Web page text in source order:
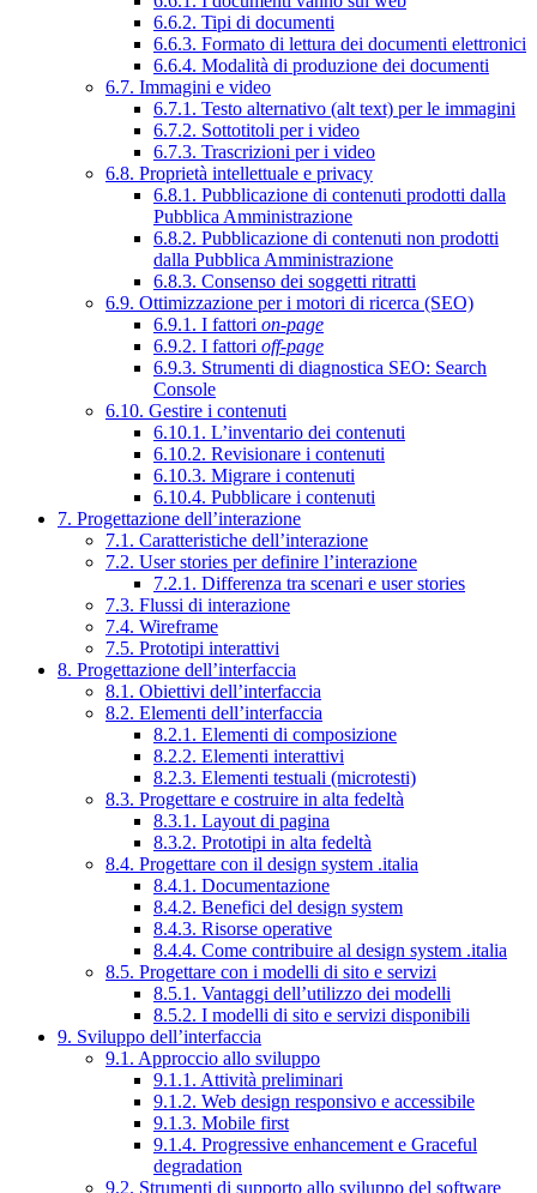
6.6.2. Tipi di documenti
6.6.3. Formato di lettura dei documenti elettronici
6.6.4. Modalità di produzione dei documenti
6.7. Immagini e video
6.7.1. Testo alternativo (alt text) per le immagini
6.7.2. Sottotitoli per i video
6.7.3. Trascrizioni per i video
6.8. Proprietà intellettuale e privacy
6.8.1. Pubblicazione di contenuti prodotti dalla
Pubblica Amministrazione
6.8.2. Pubblicazione di contenuti non prodotti
dalla Pubblica Amministrazione
6.8.3. Consenso dei soggetti ritratti
6.9. Ottimizzazione per i motori di ricerca (SEO)
6.9.1. I fattori on-page
6.9.2. I fattori off-page
6.9.3. Strumenti di diagnostica SEO: Search
Console
6.10. Gestire i contenuti
6.10.1. L’inventario dei contenuti
6.10.2. Revisionare i contenuti
6.10.3. Migrare i contenuti
6.10.4. Pubblicare i contenuti
7. Progettazione dell’interazione
7.1. Caratteristiche dell’interazione
7.2. User stories per definire l’interazione
7.2.1. Differenza tra scenari e user stories
7.3. Flussi di interazione
7.4. Wireframe
7.5. Prototipi interattivi
8. Progettazione dell’interfaccia
8.1. Obiettivi dell’interfaccia
8.2. Elementi dell’interfaccia
8.2.1. Elementi di composizione
8.2.2. Elementi interattivi
8.2.3. Elementi testuali (microtesti)
8.3. Progettare e costruire in alta fedeltà
8.3.1. Layout di pagina
8.3.2. Prototipi in alta fedeltà
8.4. Progettare con il design system .italia
8.4.1. Documentazione
8.4.2. Benefici del design system
8.4.3. Risorse operative
8.4.4. Come contribuire al design system .italia
8.5. Progettare con i modelli di sito e servizi
8.5.1. Vantaggi dell’utilizzo dei modelli
8.5.2. I modelli di sito e servizi disponibili
9. Sviluppo dell’interfaccia
9.1. Approccio allo sviluppo
9.1.1. Attività preliminari
9.1.2. Web design responsivo e accessibile
9.1.3. Mobile first
9.1.4. Progressive enhancement e Graceful
degradation
9.2. Strumenti di supporto allo sviluppo del software